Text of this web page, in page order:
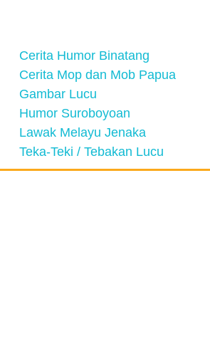
Cerita Humor Binatang
Cerita Mop dan Mob Papua
Gambar Lucu
Humor Suroboyoan
Lawak Melayu Jenaka
Teka-Teki / Tebakan Lucu